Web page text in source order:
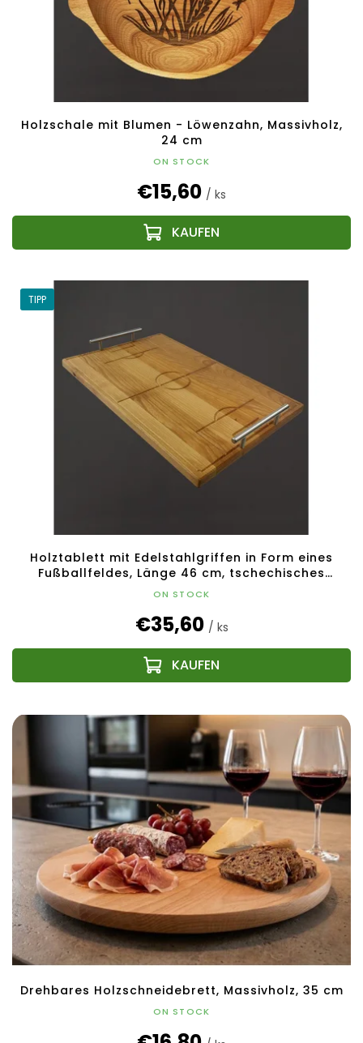
Holzschale mit Blumen - Löwenzahn, Massivholz,
24 cm
ON STOCK
€15,60 / ks
TIPP
Holztablett mit Edelstahlgriffen in Form eines
Fußballfeldes, Länge 46 cm, tschechisches
Produkt
ON STOCK
€35,60 / ks
Drehbares Holzschneidebrett, Massivholz, 35 cm
ON STOCK